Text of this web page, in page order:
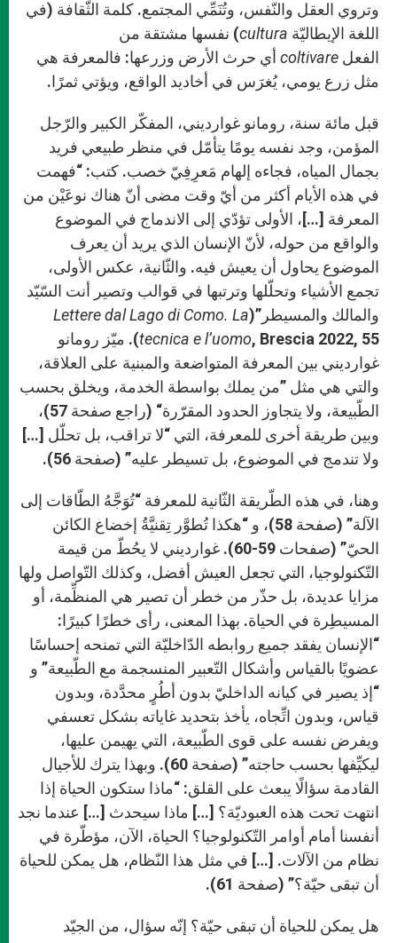
وتروي العقل والنّفس، وتُنَمِّي المجتمع. كلمة الثّقافة (في
اللغة الإيطاليّة cultura) نفسها مشتقة من
الفعل coltivare أي حرث الأرض وزرعها: فالمعرفة هي
مثل زرع يومي، يُغرَس في أخاديد الواقع، ويؤتي ثمرًا.
قبل مائة سنة، رومانو غوارديني، المفكّر الكبير والرّجل
المؤمن، وجد نفسه يومًا يتأمّل في منظر طبيعي فريد
بجمال المياه، فجاءه إلهام مَعرِفِيّ خصب. كتب: “فهمت
في هذه الأيام أكثر من أيّ وقت مضى أنّ هناك نوعَيْن من
المعرفة […]، الأولى تؤدّي إلى الاندماج في الموضوع
والواقع من حوله، لأنّ الإنسان الذي يريد أن يعرف
الموضوع يحاول أن يعيش فيه. والثّانية، عكس الأولى،
تجمع الأشياء وتحلّلها وترتبها في قوالب وتصير أنت السّيّد
والمالك والمسيطر”(Lettere dal Lago di Como. La
tecnica e l’uomo, Brescia 2022, 55). ميّز رومانو
غوارديني بين المعرفة المتواضعة والمبنية على العلاقة،
والتي هي مثل ”من يملك بواسطة الخدمة، ويخلق بحسب
الطّبيعة، ولا يتجاوز الحدود المقرّرة“ (راجع صفحة 57)،
وبين طريقة أخرى للمعرفة، التي “لا تراقب، بل تحلّل […]
ولا تندمج في الموضوع، بل تسيطر عليه” (صفحة 56).
وهنا، في هذه الطّريقة الثّانية للمعرفة “تُوَجَّهُ الطّاقات إلى
الآلة” (صفحة 58)، و “هكذا تُطوَّر تِقنيَّةُ إخضاع الكائن
الحيّ” (صفحات 59-60). غوارديني لا يحُطّ من قيمة
التّكنولوجيا، التي تجعل العيش أفضل، وكذلك التّواصل ولها
مزايا عديدة، بل حذّر من خطر أن تصير هي المنظِّمة، أو
المسيطِرة في الحياة. بهذا المعنى، رأى خطرًا كبيرًا:
“الإنسان يفقد جميع روابطه الدّاخليّة التي تمنحه إحساسًا
عضويًا بالقياس وأشكال التّعبير المنسجمة مع الطّبيعة” و
“إذ يصير في كيانه الداخليّ بدون أطُرٍ محدَّدة، وبدون
قياس، وبدون اتِّجاه، يأخذ بتحديد غاياته بشكل تعسفي
ويفرض نفسه على قوى الطّبيعة، التي يهيمن عليها،
ليكيِّفها بحسب حاجته” (صفحة 60). وبهذا يترك للأجيال
القادمة سؤالًا يبعث على القلق: “ماذا ستكون الحياة إذا
انتهت تحت هذه العبوديّة؟ […] ماذا سيحدث […] عندما نجد
أنفسنا أمام أوامر التّكنولوجيا؟ الحياة، الآن، مؤطّرة في
نظام من الآلات. […] في مثل هذا النّظام، هل يمكن للحياة
أن تبقى حيّة؟” (صفحة 61).
هل يمكن للحياة أن تبقى حيّة؟ إنّه سؤال، من الجيّد